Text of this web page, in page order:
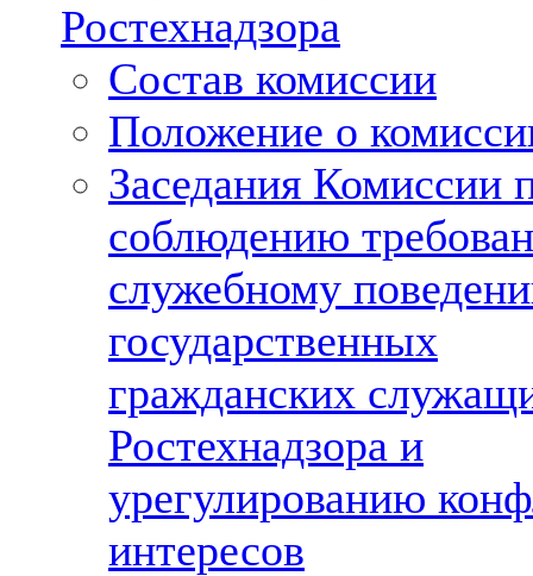
Ростехнадзора
Состав комиссии
Положение о
Заседания Комиссии
соблюдению
служебному
государственных
гражданских
Ростехнадзора и
урегулированию
интересов